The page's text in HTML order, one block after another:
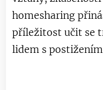
homesharing
příležitost učit se
lidem s